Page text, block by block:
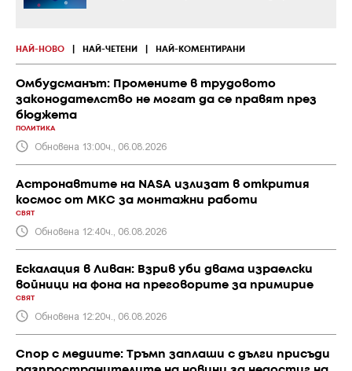
НАЙ-НОВО НАЙ-ЧЕТЕНИ НАЙ-КОМЕНТИРАНИ
Омбудсманът: Промените в трудовото
законодателство не могат да се правят през
бюджета
ПОЛИТИКА
Обновена 13:00ч., 06.08.2026
Астронавтите на NASA излизат в открития
космос от МКС за монтажни работи
СВЯТ
Обновена 12:40ч., 06.08.2026
Ескалация в Ливан: Взрив уби двама израелски
войници на фона на преговорите за примирие
СВЯТ
Обновена 12:20ч., 06.08.2026
Спор с медиите: Тръмп заплаши с дълги присъди